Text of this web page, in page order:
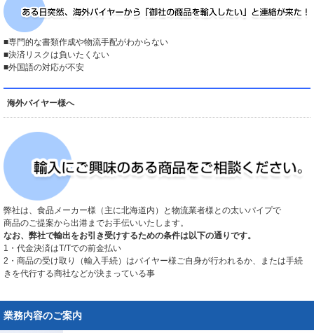
■専門的な書類作成や物流手配がわからない
■決済リスクは負いたくない
■外国語の対応が不安
海外バイヤー様へ
弊社は、食品メーカー様（主に北海道内）と物流業者様との太いパイプで
商品のご提案から出港までお手伝いいたします。
なお、弊社で輸出をお引き受けするための条件は以下の通りです。
1・代金決済はT/Tでの前金払い
2・商品の受け取り（輸入手続）はバイヤー様ご自身が行われるか、または手続
きを代行する商社などが決まっている事
業務内容のご案内